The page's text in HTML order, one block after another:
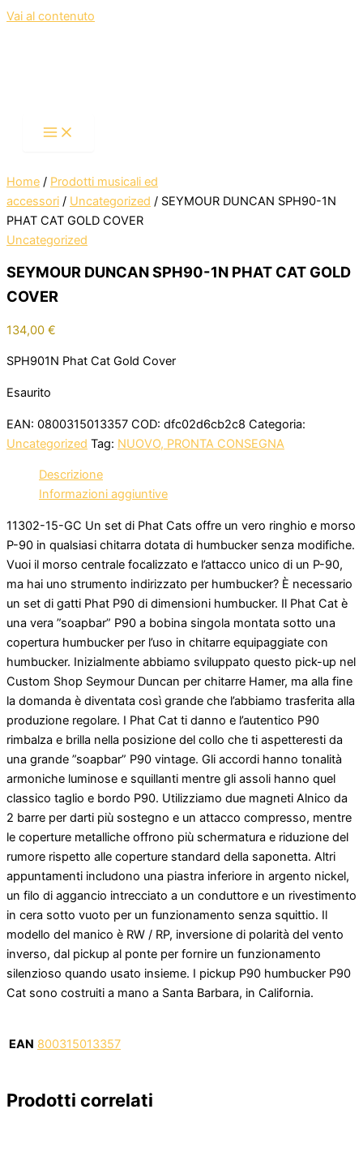
Vai al contenuto
Home / Prodotti musicali ed
accessori / Uncategorized / SEYMOUR DUNCAN SPH90-1N
PHAT CAT GOLD COVER
Uncategorized
SEYMOUR DUNCAN SPH90-1N PHAT CAT GOLD
COVER
134,00 €
SPH901N Phat Cat Gold Cover
Esaurito
EAN: 0800315013357 COD: dfc02d6cb2c8 Categoria:
Uncategorized Tag: NUOVO, PRONTA CONSEGNA
Descrizione
Informazioni aggiuntive
11302-15-GC Un set di Phat Cats offre un vero ringhio e morso
P-90 in qualsiasi chitarra dotata di humbucker senza modifiche.
Vuoi il morso centrale focalizzato e l’attacco unico di un P-90,
ma hai uno strumento indirizzato per humbucker? È necessario
un set di gatti Phat P90 di dimensioni humbucker. Il Phat Cat è
una vera ”soapbar” P90 a bobina singola montata sotto una
copertura humbucker per l’uso in chitarre equipaggiate con
humbucker. Inizialmente abbiamo sviluppato questo pick-up nel
Custom Shop Seymour Duncan per chitarre Hamer, ma alla fine
la domanda è diventata così grande che l’abbiamo trasferita alla
produzione regolare. I Phat Cat ti danno e l’autentico P90
rimbalza e brilla nella posizione del collo che ti aspetteresti da
una grande ”soapbar” P90 vintage. Gli accordi hanno tonalità
armoniche luminose e squillanti mentre gli assoli hanno quel
classico taglio e bordo P90. Utilizziamo due magneti Alnico da
2 barre per darti più sostegno e un attacco compresso, mentre
le coperture metalliche offrono più schermatura e riduzione del
rumore rispetto alle coperture standard della saponetta. Altri
appuntamenti includono una piastra inferiore in argento nickel,
un filo di aggancio intrecciato a un conduttore e un rivestimento
in cera sotto vuoto per un funzionamento senza squittio. Il
modello del manico è RW / RP, inversione di polarità del vento
inverso, dal pickup al ponte per fornire un funzionamento
silenzioso quando usato insieme. I pickup P90 humbucker P90
Cat sono costruiti a mano a Santa Barbara, in California.
EAN 800315013357
Prodotti correlati